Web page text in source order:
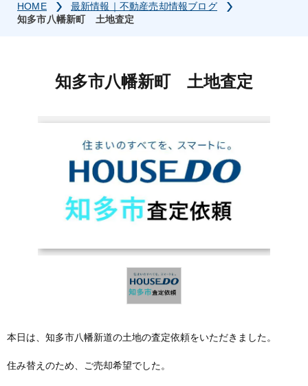
HOME
最新情報｜不動産売却情報ブログ
知多市八幡新町 土地査定
知多市八幡新町 土地査定
本日は、知多市八幡新道の土地の査定依頼をいただきました。
住み替えのため、ご売却希望でした。